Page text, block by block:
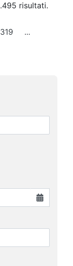
risultati.
Pagina...Pagine